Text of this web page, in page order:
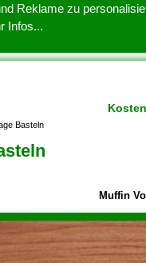
Reklame zu
Infos...
Basteln
Muffin